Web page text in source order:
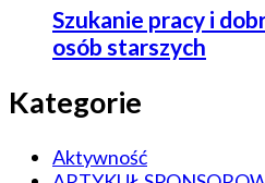
Szukanie pracy i
osób starszych
Kategorie
Aktywność